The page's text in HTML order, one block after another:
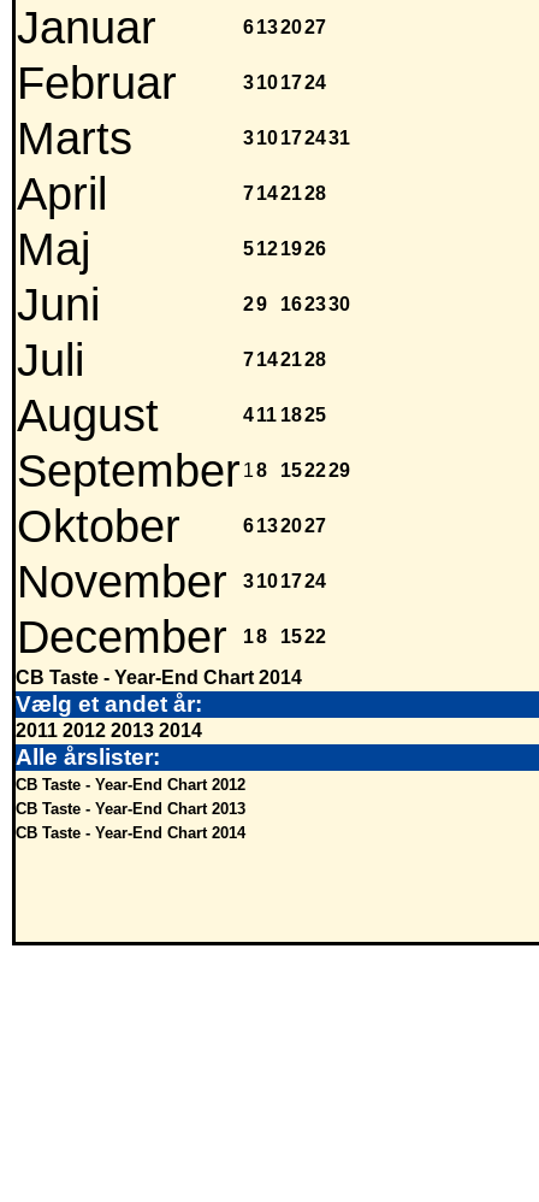
Januar 6132027
Februar 3101724
Marts 310172431
April 7142128
Maj 5121926
Juni 29 162330
Juli 7142128
August 411 1825
September 18 152229
Oktober 6132027
November 3101724
December 18 1522
CB Taste - Year-End Chart 2014
Vælg et andet år:
2011 2012 2013 2014
Alle årslister:
CB Taste - Year-End Chart 2012
CB Taste - Year-End Chart 2013
CB Taste - Year-End Chart 2014